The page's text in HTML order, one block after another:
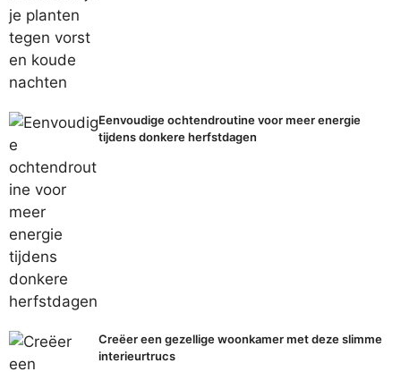
Eenvoudige ochtendroutine voor meer energie
tijdens donkere herfstdagen
Creëer een gezellige woonkamer met deze slimme
interieurtrucs